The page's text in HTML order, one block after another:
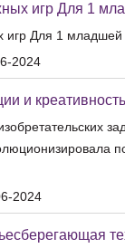
игр Для 1
игр Для 1 младшей
2024
и
2024